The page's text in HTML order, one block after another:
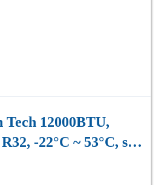
12000BTU,
-22°C ~ 53°C, s